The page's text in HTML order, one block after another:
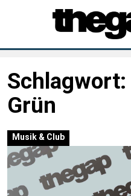
Schlagwort:
Grün
Musik & Club